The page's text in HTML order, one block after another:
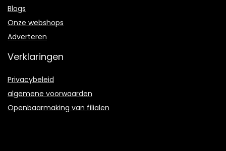
Blogs
Onze webshops
Adverteren
Verklaringen
Privacybeleid
algemene voorwaarden
Openbaarmaking van filialen